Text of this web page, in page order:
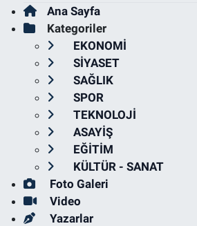
Ana Sayfa
Kategoriler
EKONOMİ
SİYASET
SAĞLIK
SPOR
TEKNOLOJİ
ASAYİŞ
EĞİTİM
KÜLTÜR - SANAT
Foto Galeri
Video
Yazarlar